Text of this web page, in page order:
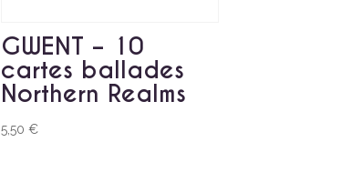
GWENT – 10
cartes ballades
Northern Realms
5,50€